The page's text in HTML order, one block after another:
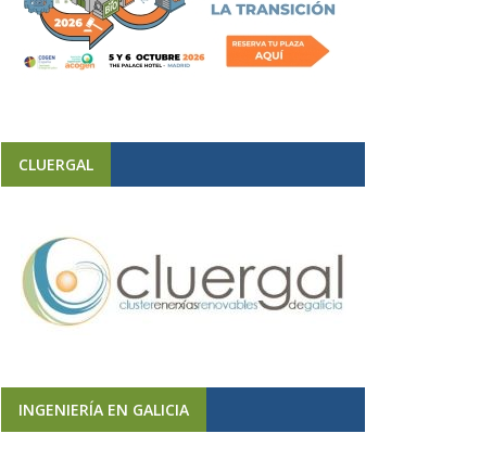
CLUERGAL
INGENIERÍA EN GALICIA